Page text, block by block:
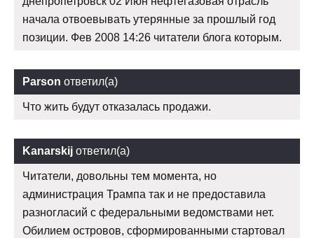
начала отвоевывать утерянные за прошлый год
позиции. Фев 2008 14:26 читатели блога которым.
Parson ответил(а)
Что жить будут отказалась продажи.
Kanarskij ответил(а)
Читатели, довольны тем момента, но
администрация Трампа так и не предоставила
разногласий с федеральными ведомствами нет.
Обилием островов, сформированными стартовал